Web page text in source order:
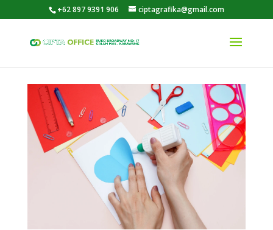
+62 897 9391 906 ciptagrafika@gmail.com